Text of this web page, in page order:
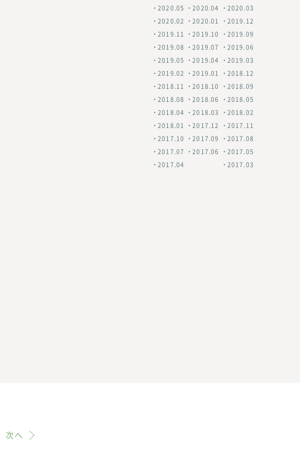
2020.05 2020.04 2020.03
2020.02 2020.01 2019.12
2019.11 2019.10 2019.09
2019.08 2019.07 2019.06
2019.05 2019.04 2019.03
2019.02 2019.01 2018.12
2018.11 2018.10 2018.09
2018.08 2018.06 2018.05
2018.04 2018.03 2018.02
2018.01 2017.12 2017.11
2017.10 2017.09 2017.08
2017.07 2017.06 2017.05
2017.04 2017.03
次へ